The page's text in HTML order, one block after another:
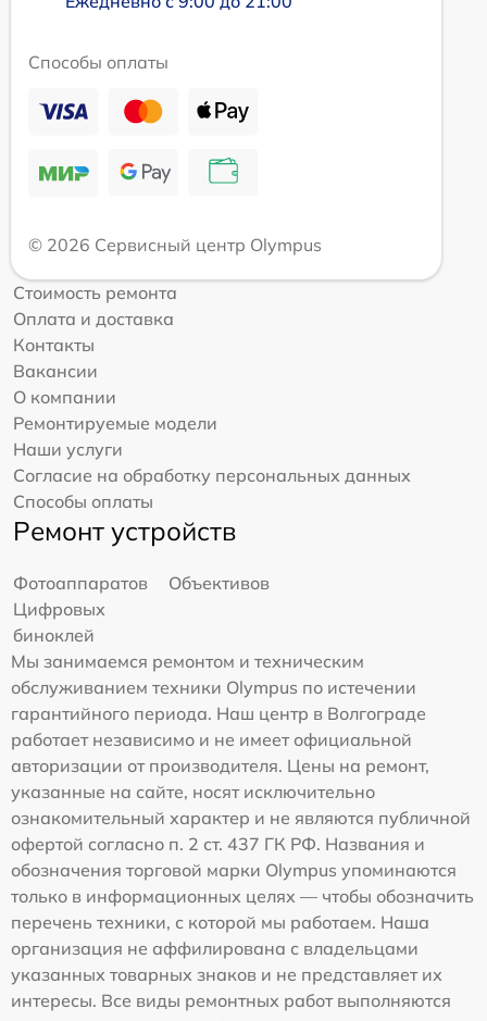
Способы оплаты
© 2026 Сервисный центр Olympus
Стоимость ремонта
Оплата и доставка
Контакты
Вакансии
О компании
Ремонтируемые модели
Наши услуги
Согласие на обработку персональных данных
Способы оплаты
Ремонт устройств
Фотоаппаратов
Объективов
Цифровых
биноклей
Мы занимаемся ремонтом и техническим
обслуживанием техники Olympus по истечении
гарантийного периода. Наш центр в Волгограде
работает независимо и не имеет официальной
авторизации от производителя. Цены на ремонт,
указанные на сайте, носят исключительно
ознакомительный характер и не являются публичной
офертой согласно п. 2 ст. 437 ГК РФ. Названия и
обозначения торговой марки Olympus упоминаются
только в информационных целях — чтобы обозначить
перечень техники, с которой мы работаем. Наша
организация не аффилирована с владельцами
указанных товарных знаков и не представляет их
интересы. Все виды ремонтных работ выполняются